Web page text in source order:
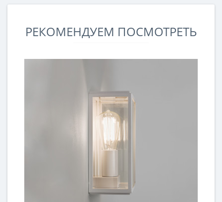
РЕКОМЕНДУЕМ ПОСМОТРЕТЬ